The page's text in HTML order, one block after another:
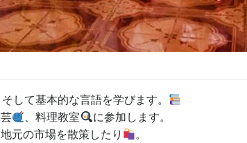
して基本的な言語を学びます。
、料理教室
に参加します。
元の市場を散策したり
。